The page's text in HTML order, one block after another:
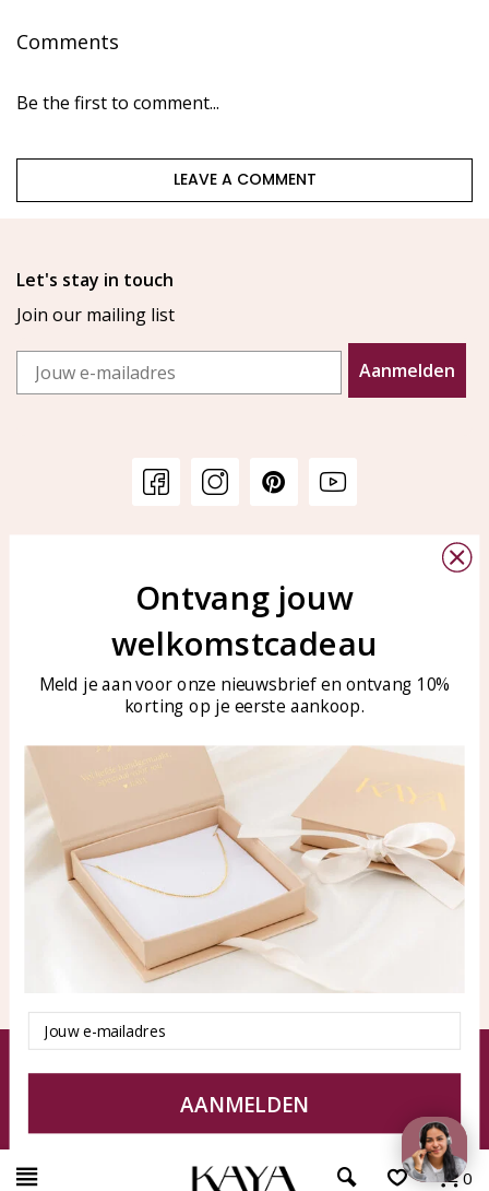
Comments
Be the first to comment...
LEAVE A COMMENT
Let's stay in touch
Join our mailing list
Email
Aanmelden
Bellen of WhatsApp Ma-Vr
tussen 09:00-17:00
Tel: 0850003187
klantenservice@kayasierade
Products
All products
New products
KAYA Sieraden
About
test
Tips en Advies
Duurzaamheid
0
Ontvang jouw
welkomstcadeau
Meld je aan voor onze nieuwsbrief en ontvang 10%
korting op je eerste aankoop.
Email
AANMELDEN